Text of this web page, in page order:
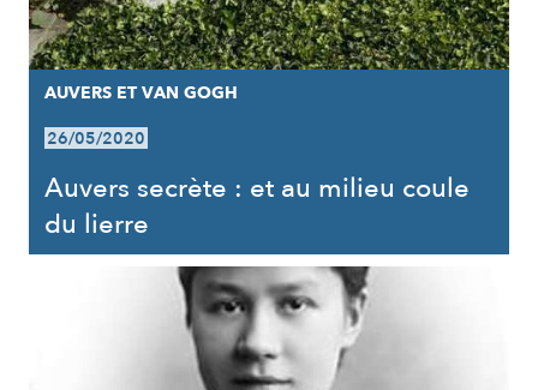
AUVERS ET VAN GOGH
26/05/2020
Auvers secrète : et au milieu coule
du lierre